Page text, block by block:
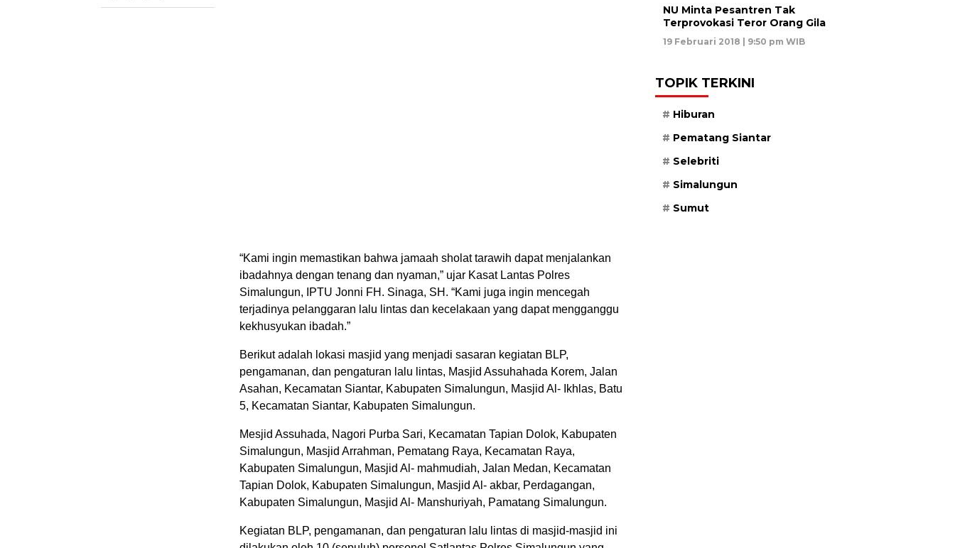
“Kami ingin memastikan bahwa jamaah sholat tarawih dapat menjalankan
ibadahnya dengan tenang dan nyaman,” ujar Kasat Lantas Polres
Simalungun, IPTU Jonni FH. Sinaga, SH. “Kami juga ingin mencegah
terjadinya pelanggaran lalu lintas dan kecelakaan yang dapat mengganggu
kekhusyukan ibadah.”
Berikut adalah lokasi masjid yang menjadi sasaran kegiatan BLP,
pengamanan, dan pengaturan lalu lintas, Masjid Assuhahada Korem, Jalan
Asahan, Kecamatan Siantar, Kabupaten Simalungun, Masjid Al- Ikhlas, Batu
5, Kecamatan Siantar, Kabupaten Simalungun.
Mesjid Assuhada, Nagori Purba Sari, Kecamatan Tapian Dolok, Kabupaten
Simalungun, Masjid Arrahman, Pematang Raya, Kecamatan Raya,
Kabupaten Simalungun, Masjid Al- mahmudiah, Jalan Medan, Kecamatan
Tapian Dolok, Kabupaten Simalungun, Masjid Al- akbar, Perdagangan,
Kabupaten Simalungun, Masjid Al- Manshuriyah, Pamatang Simalungun.
Kegiatan BLP, pengamanan, dan pengaturan lalu lintas di masjid-masjid ini
NU Minta Pesantren Tak
Terprovokasi Teror Orang Gila
19 Februari 2018 | 9:50 pm WIB
TOPIK TERKINI
Hiburan
Pematang Siantar
Selebriti
Simalungun
Sumut